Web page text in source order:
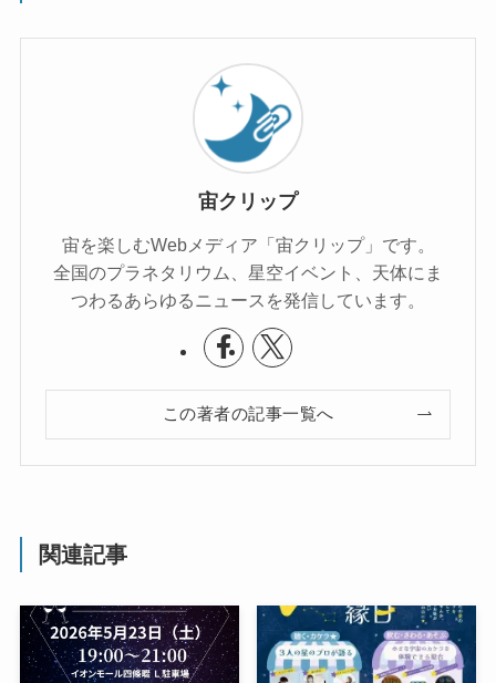
宙クリップ
宙を楽しむWebメディア「宙クリップ」です。
全国のプラネタリウム、星空イベント、天体にま
つわるあらゆるニュースを発信しています。
この著者の記事一覧へ
関連記事